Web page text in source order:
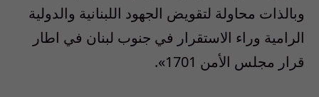
وبالذات محاولة لتقويض الجهود اللبنانية والدولية
الرامية وراء الاستقرار في جنوب لبنان في اطار
قرار مجلس الأمن 1701».